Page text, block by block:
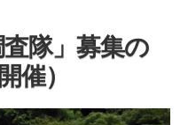
査隊」募集の
催）